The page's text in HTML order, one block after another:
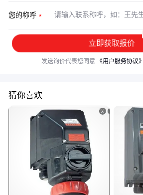
您的称呼
立即获取报价
发送询价代表您同意 《用户服务协议》
猜你喜欢